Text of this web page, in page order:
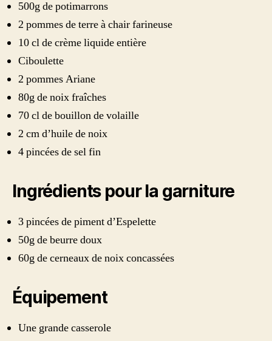
500g de potimarrons
2 pommes de terre à chair farineuse
10 cl de crème liquide entière
Ciboulette
2 pommes Ariane
80g de noix fraîches
70 cl de bouillon de volaille
2 cm d’huile de noix
4 pincées de sel fin
Ingrédients pour la garniture
3 pincées de piment d’Espelette
50g de beurre doux
60g de cerneaux de noix concassées
Équipement
Une grande casserole